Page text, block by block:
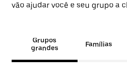
vão ajudar você e seu grupo a
Grupos
grandes
Famílias